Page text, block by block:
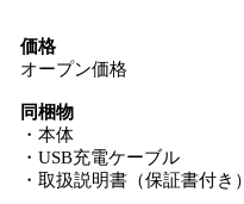
価格
オープン価格
同梱物
・本体
・USB充電ケーブル
・取扱説明書（保証書付き）